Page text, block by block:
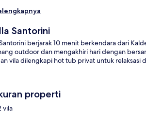
Santorini
berjarak 10 menit berkendara dari
outdoor dan mengakhiri hari dengan
vila dilengkapi hot tub privat untuk relaksasi
properti
vila